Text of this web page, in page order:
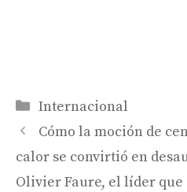
Categorías
Internacional
Cómo la moción de
calor se convirtió en
Olivier Faure, el líder